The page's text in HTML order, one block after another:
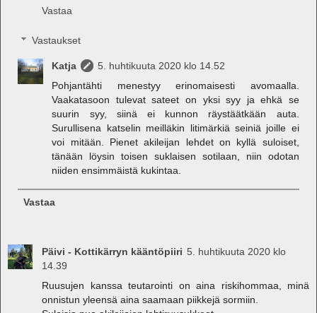
Vastaa
Vastaukset
Katja
5. huhtikuuta 2020 klo 14.52
Pohjantähti menestyy erinomaisesti avomaalla.
Vaakatasoon tulevat sateet on yksi syy ja ehkä se
suurin syy, siinä ei kunnon räystäätkään auta.
Surullisena katselin meilläkin litimärkiä seiniä joille ei
voi mitään. Pienet akileijan lehdet on kyllä suloiset,
tänään löysin toisen suklaisen sotilaan, niin odotan
niiden ensimmäistä kukintaa.
Vastaa
Päivi - Kottikärryn kääntöpiiri 5. huhtikuuta 2020 klo
14.39
Ruusujen kanssa teutarointi on aina riskihommaa, minä
onnistun yleensä aina saamaan piikkejä sormiin.